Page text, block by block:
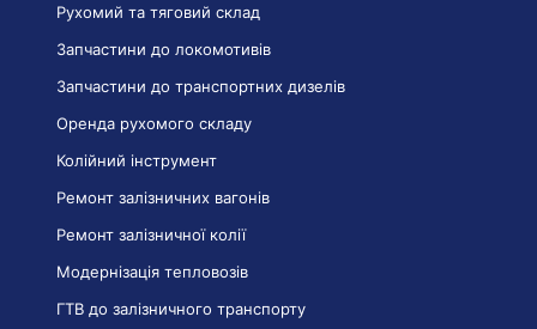
Рухомий та тяговий склад
Запчастини до локомотивів
Запчастини до транспортних дизелів
Оренда рухомого складу
Колійний інструмент
Ремонт залізничних вагонів
Ремонт залізничної колії
Модернізація тепловозів
ГТВ до залізничного транспорту